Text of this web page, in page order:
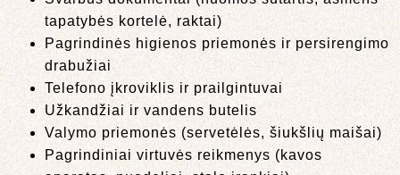
tapatybės kortelė, raktai)
Pagrindinės higienos priemonės ir persirengimo
drabužiai
Telefono įkroviklis ir prailgintuvai
Užkandžiai ir vandens butelis
Valymo priemonės (servetėlės, šiukšlių maišai)
Pagrindiniai virtuvės reikmenys (kavos